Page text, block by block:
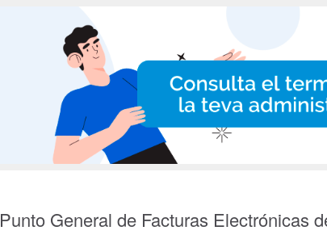
Punto General de Facturas Electrónicas